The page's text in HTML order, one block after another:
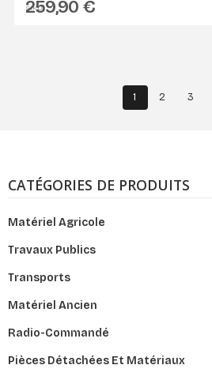
CATÉGORIES DE PRODUITS
Matériel Agricole
Travaux Publics
Transports
Matériel Ancien
Radio-Commandé
Pièces Détachées Et Matériaux
SIKU
259,90 €
1 2 3